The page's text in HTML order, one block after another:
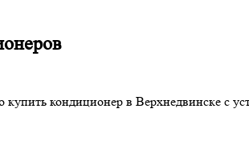
кондиционер в Верхнедвинске с